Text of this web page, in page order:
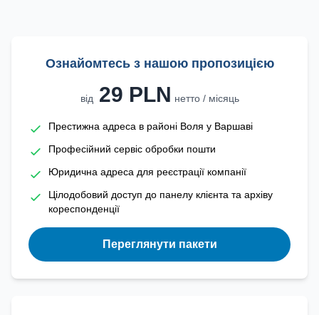
Ознайомтесь з нашою пропозицією
від 29 PLN нетто / місяць
Престижна адреса в районі Воля у Варшаві
Професійний сервіс обробки пошти
Юридична адреса для реєстрації компанії
Цілодобовий доступ до панелу клієнта та архіву
кореспонденції
Переглянути пакети